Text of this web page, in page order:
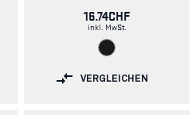
16.74CHF
inkl. MwSt.
VERGLEICHEN